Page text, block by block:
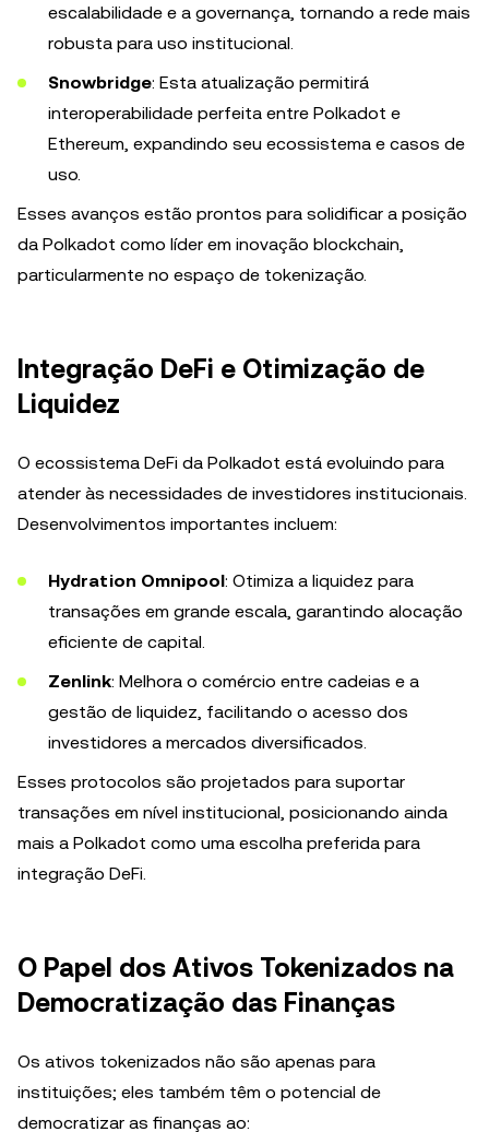
escalabilidade e a governança, tornando a rede mais
robusta para uso institucional.
Snowbridge: Esta atualização permitirá
interoperabilidade perfeita entre Polkadot e
Ethereum, expandindo seu ecossistema e casos de
uso.
Esses avanços estão prontos para solidificar a posição
da Polkadot como líder em inovação blockchain,
particularmente no espaço de tokenização.
Integração DeFi e Otimização de
Liquidez
O ecossistema DeFi da Polkadot está evoluindo para
atender às necessidades de investidores institucionais.
Desenvolvimentos importantes incluem:
Hydration Omnipool: Otimiza a liquidez para
transações em grande escala, garantindo alocação
eficiente de capital.
Zenlink: Melhora o comércio entre cadeias e a
gestão de liquidez, facilitando o acesso dos
investidores a mercados diversificados.
Esses protocolos são projetados para suportar
transações em nível institucional, posicionando ainda
mais a Polkadot como uma escolha preferida para
integração DeFi.
O Papel dos Ativos Tokenizados na
Democratização das Finanças
Os ativos tokenizados não são apenas para
instituições; eles também têm o potencial de
democratizar as finanças ao: